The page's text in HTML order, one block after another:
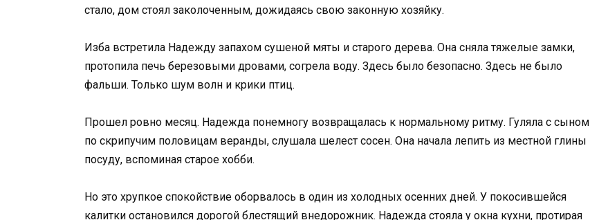
стало, дом стоял заколоченным, дожидаясь свою законную хозяйку.
Изба встретила Надежду запахом сушеной мяты и старого дерева. Она сняла тяжелые замки,
протопила печь березовыми дровами, согрела воду. Здесь было безопасно. Здесь не было
фальши. Только шум волн и крики птиц.
Прошел ровно месяц. Надежда понемногу возвращалась к нормальному ритму. Гуляла с сыном
по скрипучим половицам веранды, слушала шелест сосен. Она начала лепить из местной глины
посуду, вспоминая старое хобби.
Но это хрупкое спокойствие оборвалось в один из холодных осенних дней. У покосившейся
калитки остановился дорогой блестящий внедорожник. Надежда стояла у окна кухни, протирая